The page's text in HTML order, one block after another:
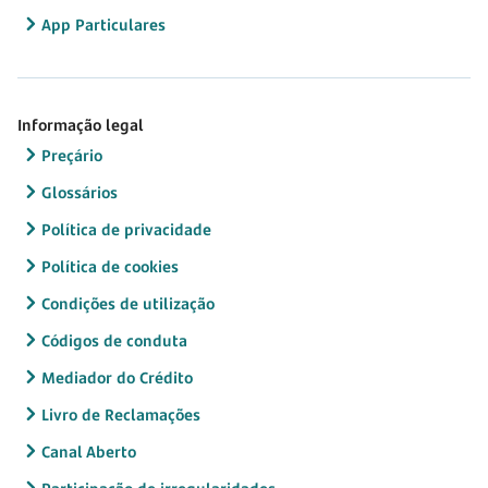
App Particulares
Informação legal
Preçário
Glossários
Política de privacidade
Política de cookies
Condições de utilização
Códigos de conduta
Mediador do Crédito
Livro de Reclamações
Canal Aberto